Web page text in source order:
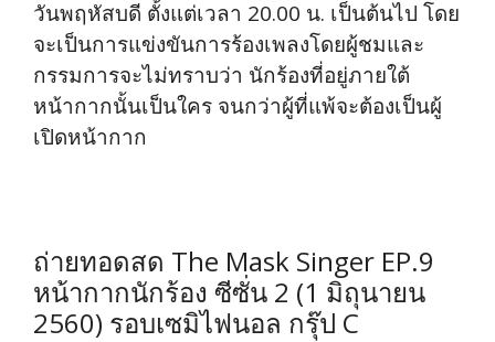
วันพฤหัสบดี ตั้งแต่เวลา 20.00 น. เป็นต้นไป โดย
จะเป็นการแข่งขันการร้องเพลงโดยผู้ชมและ
กรรมการจะไม่ทราบว่า นักร้องที่อยู่ภายใต้
หน้ากากนั้นเป็นใคร จนกว่าผู้ที่แพ้จะต้องเป็นผู้
เปิดหน้ากาก
ถ่ายทอดสด The Mask Singer EP.9
หน้ากากนักร้อง ซีซั่น 2 (1 มิถุนายน
2560) รอบเซมิไฟนอล กรุ๊ป C